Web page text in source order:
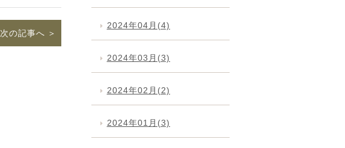
次の記事へ
2024年04月(4)
2024年03月(3)
2024年02月(2)
2024年01月(3)